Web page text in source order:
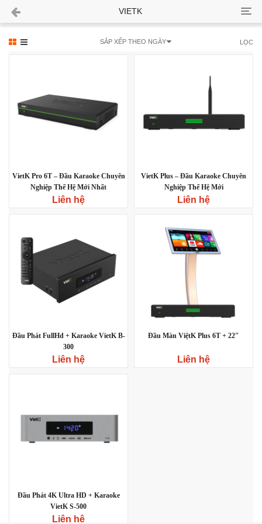
VIETK
SẮP XẾP THEO NGÀY LỌC
VietK Pro 6T – Đầu Karaoke Chuyên
Nghiệp Thế Hệ Mới Nhất
Liên hệ
VietK Plus – Đầu Karaoke Chuyên
Nghiệp Thế Hệ Mới
Liên hệ
Đầu Phát FullHd + Karaoke VietK B-
300
Liên hệ
Đầu Màn ViệtK Plus 6T + 22″
Liên hệ
Đầu Phát 4K Ultra HD + Karaoke
VietK S-500
Liên hệ